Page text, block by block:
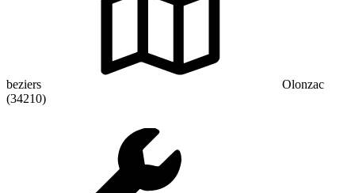
beziers
Olonzac
(34210)